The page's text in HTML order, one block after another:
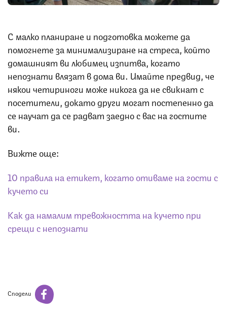
С малко планиране и подготовка можете да
помогнете за минимализиране на стреса, който
домашният ви любимец изпитва, когато
непознати влязат в дома ви. Имайте предвид, че
някои четириноги може никога да не свикнат с
посетители, докато други могат постепенно да
се научат да се радват заедно с вас на гостите
ви.
Вижте още:
10 правила на етикет, когато отиваме на гости с
кучето си
Как да намалим тревожността на кучето при
срещи с непознати
Сподели